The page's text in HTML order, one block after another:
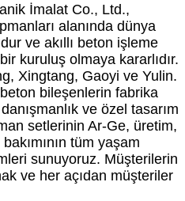
İmalat Co., Ltd.,
alanında dünya
ve akıllı beton işleme
kuruluş olmaya kararlıdır.
Xingtang, Gaoyi ve Yulin.
bileşenlerin fabrika
ve özel tasarım
setlerinin Ar-Ge, üretim,
tüm yaşam
sunuyoruz. Müşterilerin
ve her açıdan müşteriler